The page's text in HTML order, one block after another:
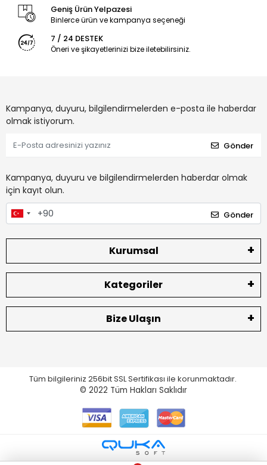
Geniş Ürün Yelpazesi
Binlerce ürün ve kampanya seçeneği
7 / 24 DESTEK
Öneri ve şikayetlerinizi bize iletebilirsiniz.
Kampanya, duyuru, bilgilendirmelerden e-posta ile haberdar
olmak istiyorum.
Gönder
Kampanya, duyuru ve bilgilendirmelerden haberdar olmak
için kayıt olun.
Gönder
Kurumsal
Kategoriler
Bize Ulaşın
Tüm bilgileriniz 256bit SSL Sertifikası ile korunmaktadır.
© 2022 Tüm Hakları Saklıdır